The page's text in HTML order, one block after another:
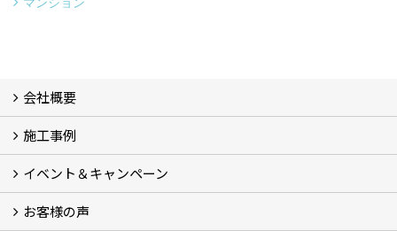
会社概要
会社概要 (3)
スタッフ紹介
ブログ
プライバシーポリシー
『安心と信頼』を形にする自社工場
施工事例
施工事例
イベント＆キャンペーン
イベント＆キャンペーン
お客様の声